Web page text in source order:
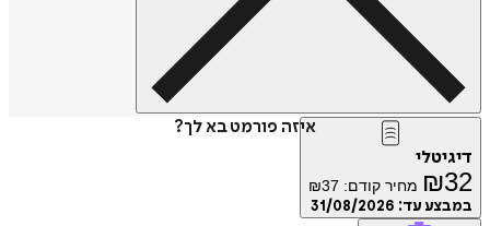
איזה פורמט בא לך?
דיגיטלי
₪32 מחיר קודם: ₪37
במבצע עד: 31/08/2026